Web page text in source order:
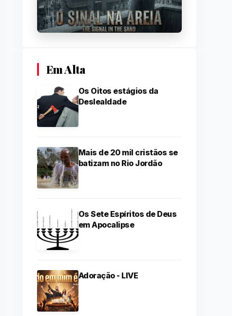
Em Alta
Os Oitos estágios da
Deslealdade
Mais de 20 mil cristãos se
batizam no Rio Jordão
Os Sete Espíritos de Deus
em Apocalipse
Adoração - LIVE